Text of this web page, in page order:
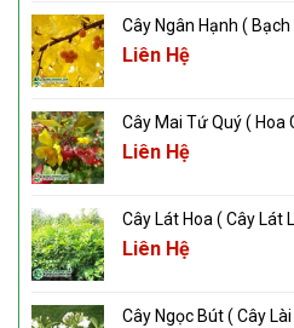
Cây Ngân Hạnh ( Bạch
Liên Hệ
Cây Mai Tứ Quý ( Hoa
Liên Hệ
Cây Lát Hoa ( Cây Lát
Liên Hệ
Cây Ngọc Bút ( Cây